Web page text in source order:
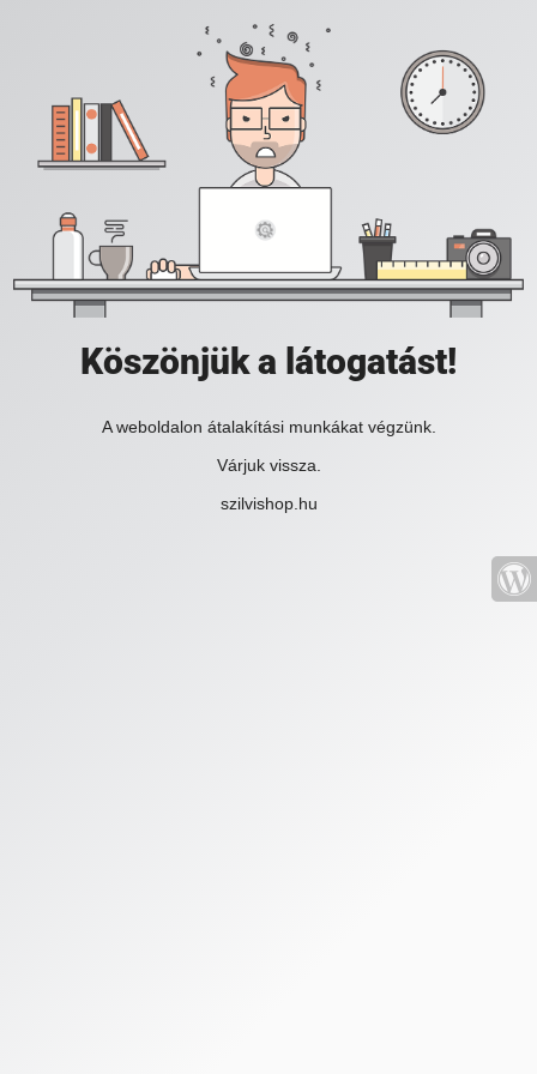
Köszönjük a látogatást!
A weboldalon átalakítási munkákat végzünk.
Várjuk vissza.
szilvishop.hu